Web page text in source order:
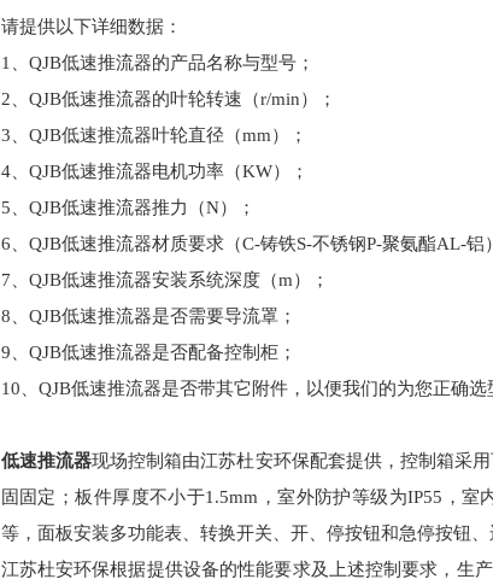
请提供以下详细数据：
1
QJB低速推流器的产品名称与型号；
2
QJB低速推流器的叶轮转速（r/min）；
3
QJB低速推流器叶轮直径（mm）；
4、 QJB低速推流器电机功率（KW）；
5
QJB低速推流器推力（N）；
6
QJB低速推流器材质要求（C-铸铁S-不锈钢P-聚氨酯AL-铝
7
QJB低速推流器安装系统深度（m）；
8
QJB低速推流器是否需要导流罩；
9
QJB低速推流器是否配备控制柜；
10
QJB低速推流器是否带其它附件，以便我们的为您正确选
低速推流器现场控制箱由江苏杜安环保配套提供，控制箱采
固固定；板件厚度不小于1.5mm ，室外防护等级为IP55 ，室
等，面板安装多功能表、转换开关、开、停按钮和急停按钮
江苏杜安环保根据提供设备的性能要求及上述控制要求， 生产